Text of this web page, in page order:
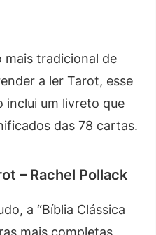
mais tradicional de
a ler Tarot, esse
inclui um livreto que
das 78 cartas.
– Rachel Pollack
a “Bíblia Clássica
mais completas